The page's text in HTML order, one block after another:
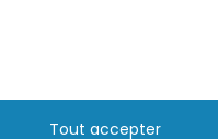
Tout accepter